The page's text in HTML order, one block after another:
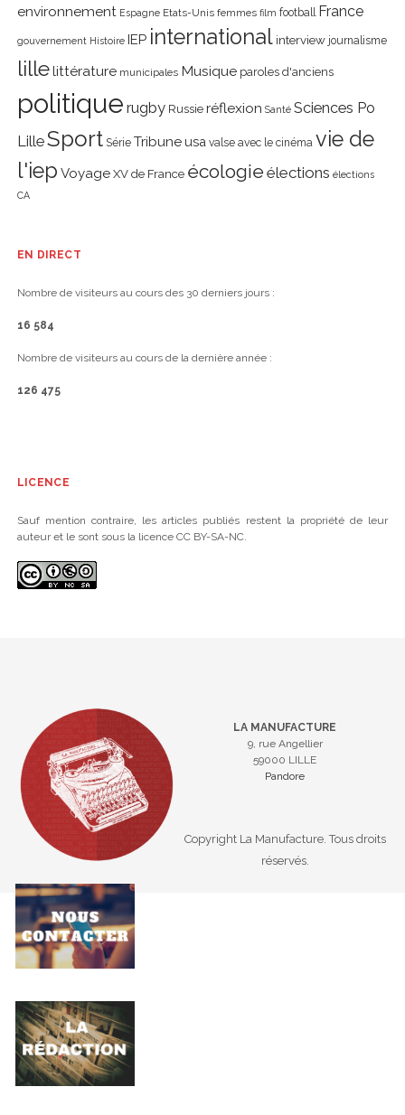
environnement Espagne Etats-Unis femmes film football France
gouvernement Histoire IEP international interview journalisme
lillelittérature municipales Musique paroles d'anciens
politique rugby Russie réflexion Santé Sciences Po
LilleSport Série Tribune usa valse avec le cinéma vie de
l'iep Voyage XV de France écologie élections élections
CA
EN DIRECT
Nombre de visiteurs au cours des 30 derniers jours :
16 584
Nombre de visiteurs au cours de la dernière année :
126 475
LICENCE
Sauf mention contraire, les articles publiés restent la propriété de leur
auteur et le sont sous la licence CC BY-SA-NC.
LA MANUFACTURE
9, rue Angellier
59000 LILLE
Pandore
Copyright La Manufacture. Tous droits
réservés.